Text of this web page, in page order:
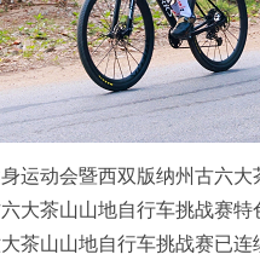
动会暨西双版纳州古六大
大茶山山地自行车挑战赛
茶山山地自行车挑战赛已连